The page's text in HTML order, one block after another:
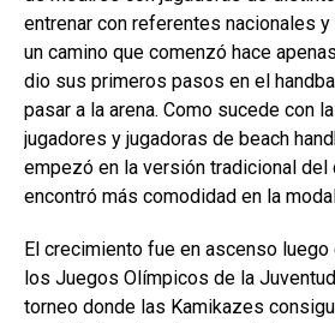
entrenar con referentes nacionales
un camino que comenzó hace
dio sus primeros pasos en el
pasar a la arena. Como sucede con
jugadores y jugadoras de beach
empezó en la versión tradicional del
encontró más comodidad en la
El crecimiento fue en ascenso
los Juegos Olímpicos de la
torneo donde las Kamikazes